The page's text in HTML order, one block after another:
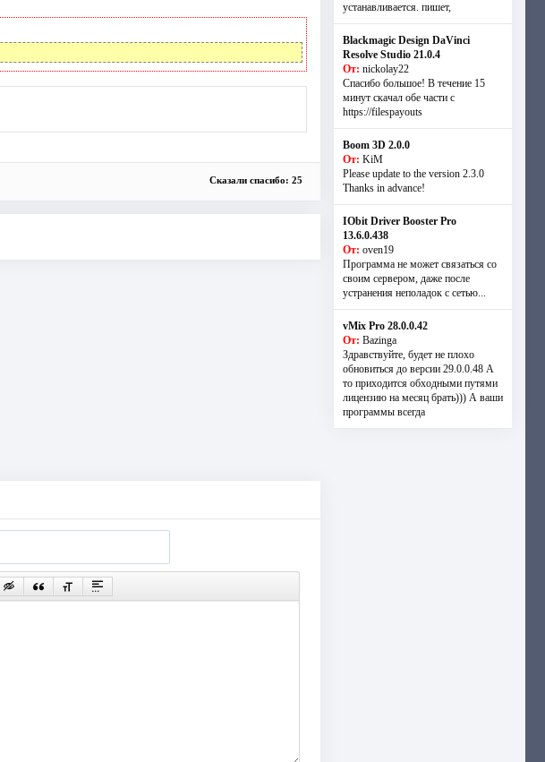
Сказали спасибо: 25
устанавливается. пишет,
Blackmagic Design DaVinci
Resolve Studio 21.0.4
От: nickolay22
Спасибо большое! В течение 15
минут скачал обе части с
https://filespayouts
Boom 3D 2.0.0
От: KiM
Please update to the version 2.3.0
Thanks in advance!
IObit Driver Booster Pro
13.6.0.438
От: oven19
Программа не может связаться со
своим сервером, даже после
устранения неполадок с сетью...
vMix Pro 28.0.0.42
От: Bazinga
Здравствуйте, будет не плохо
обновиться до версии 29.0.0.48 А
то приходится обходными путями
лицензию на месяц брать))) А ваши
программы всегда